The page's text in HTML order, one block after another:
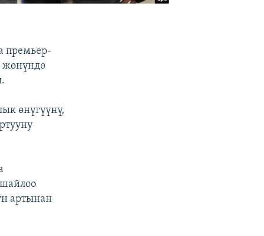
премьер-
жөнүндө
өнүгүүнү,
артынан